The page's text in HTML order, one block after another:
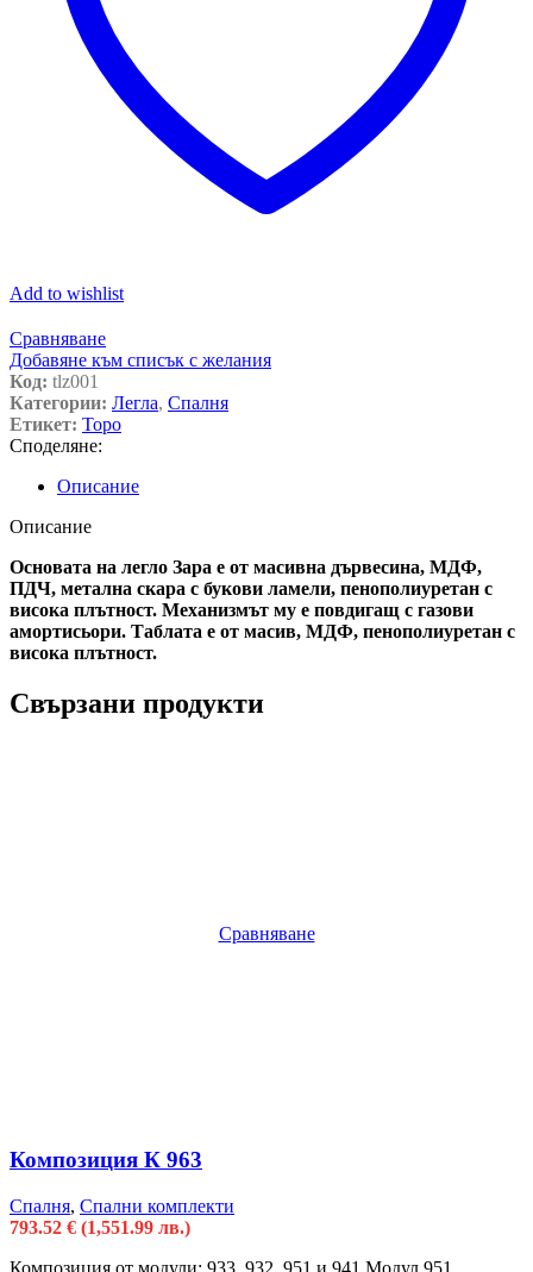
Add to wishlist
Сравняване
Добавяне към списък с желания
Код: tlz001
Категории: Легла, Спалня
Етикет: Торо
Споделяне:
Описание
Описание
Основата на легло Зара е от масивна дървесина, МДФ,
ПДЧ, метална скара с букови ламели, пенополиуретан с
висока плътност. Механизмът му е повдигащ с газови
амортисьори. Таблата е от масив, МДФ, пенополиуретан с
висока плътност.
Свързани продукти
Сравняване
Композиция К 963
Спалня, Спални комплекти
793.52 € (1,551.99 лв.)
Композиция от модули: 933, 932, 951 и 941 Модул 951